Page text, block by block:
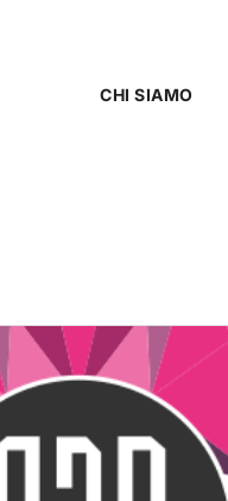
CHI SIAMO